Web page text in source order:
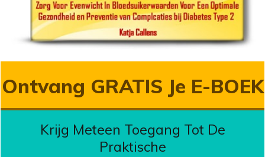
Ontvang GRATIS Je E-BOEK
Krijg Meteen Toegang Tot De
Praktische